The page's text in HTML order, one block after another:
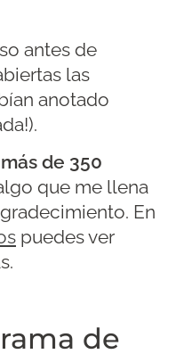
antes de
las
anotado
más de 350
que me llena
En
puedes ver
de